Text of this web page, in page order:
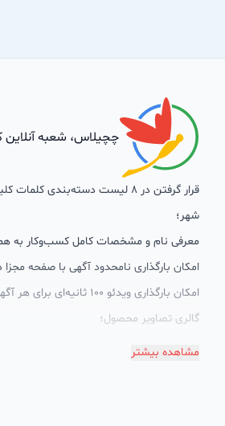
چچیلاس، شعبه
قرار گرفتن در 8 لیست
شهر؛
معرفی نام و مشخصات کامل کسب‌وکار به
امکان بارگذاری نامحدود آگهی با صفحه
امکان بارگذاری ویدئو 100 ثانیه‌ای برای هر آگهی روی سرور چچیلاس؛
گالری تصاویر محصول؛
امکان دسته‌بندی آگهی‌ها
مشاهده بیشتر